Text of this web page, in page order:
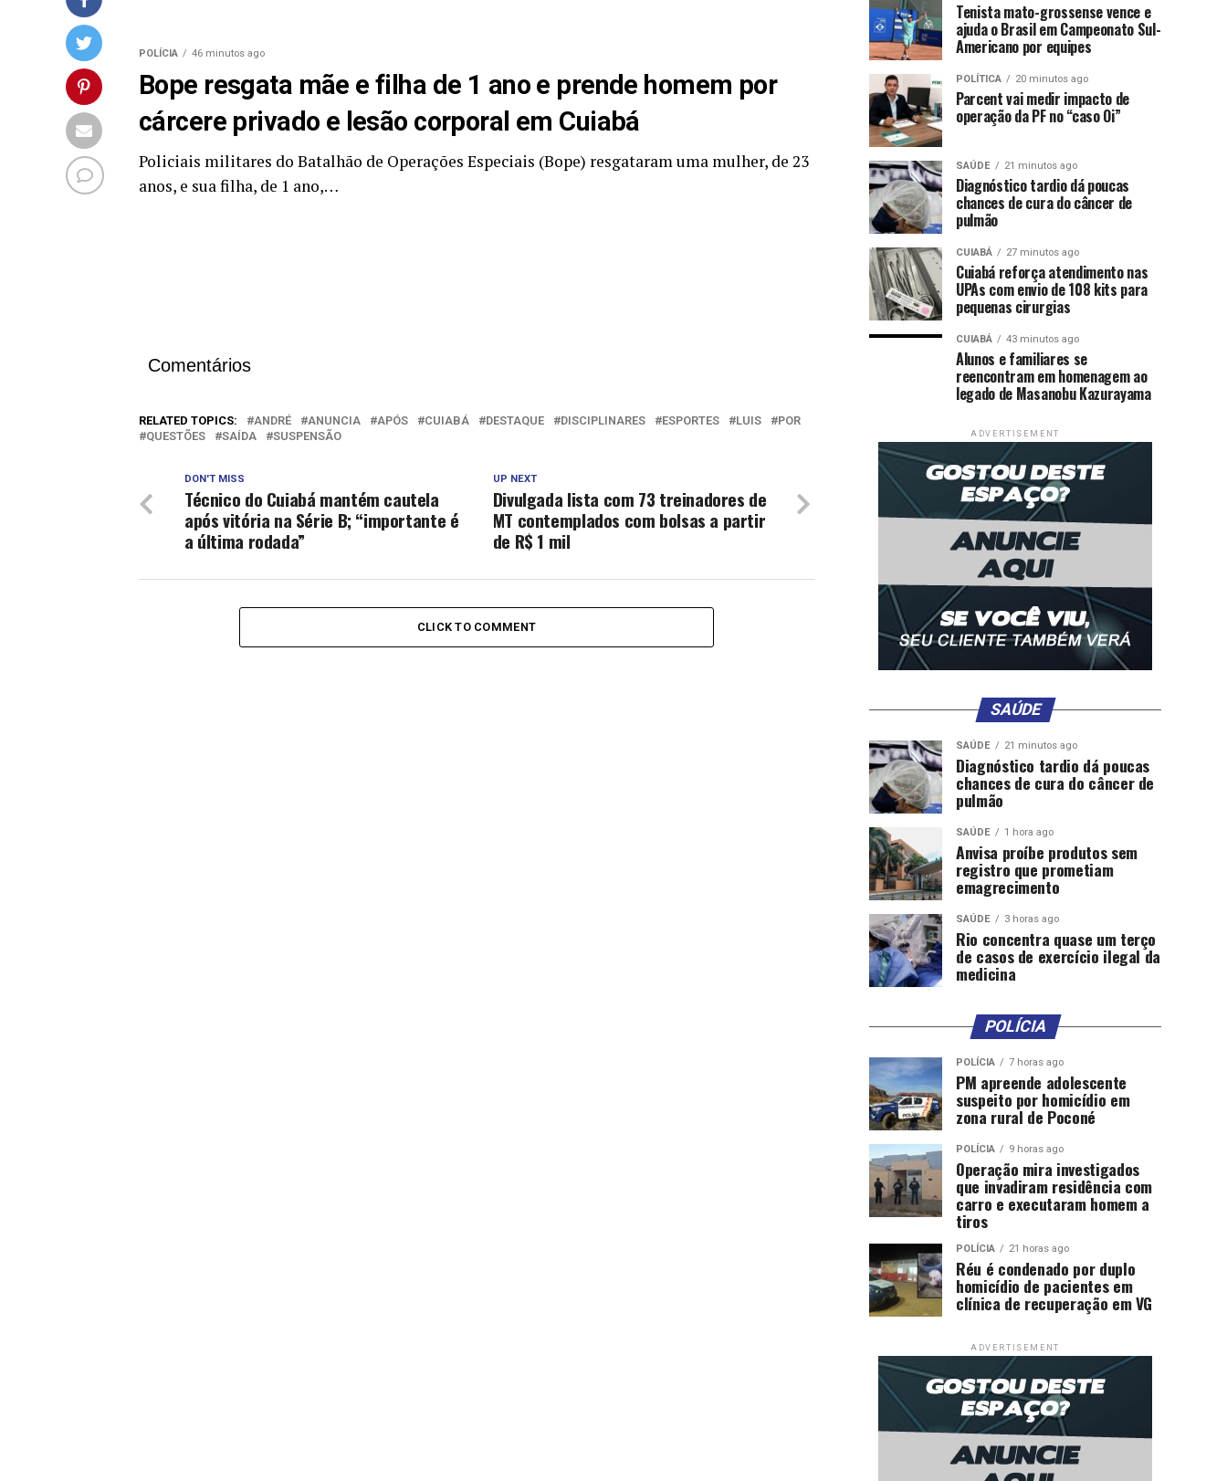
POLÍCIA 46 minutos ago
Bope resgata mãe e filha de 1 ano e prende homem por
cárcere privado e lesão corporal em Cuiabá
Policiais militares do Batalhão de Operações Especiais (Bope) resgataram uma mulher, de 23
anos, e sua filha, de 1 ano,…
Comentários
RELATED TOPICS: ANDRÉ ANUNCIA APÓS CUIABÁ DESTAQUE DISCIPLINARES ESPORTES LUIS
POR
QUESTÕES
SAÍDA SUSPENSÃO
UP NEXT
Divulgada lista com 73 treinadores de
MT contemplados com bolsas a partir
de R$ 1 mil
DON'T MISS
Técnico do Cuiabá mantém cautela
após vitória na Série B; “importante é
a última rodada”
CLICK TO COMMENT
Tenista mato-grossense vence e
ajuda o Brasil em Campeonato Sul-
Americano por equipes
POLÍTICA 20 minutos ago
Parcent vai medir impacto de
operação da PF no “caso Oi”
SAÚDE 21 minutos ago
Diagnóstico tardio dá poucas
chances de cura do câncer de
pulmão
CUIABÁ 27 minutos ago
Cuiabá reforça atendimento nas
UPAs com envio de 108 kits para
pequenas cirurgias
CUIABÁ 43 minutos ago
Alunos e familiares se
reencontram em homenagem ao
legado de Masanobu Kazurayama
ADVERTISEMENT
SAÚDE
SAÚDE 21 minutos ago
Diagnóstico tardio dá poucas
chances de cura do câncer de
pulmão
SAÚDE 1 hora ago
Anvisa proíbe produtos sem
registro que prometiam
emagrecimento
SAÚDE 3 horas ago
Rio concentra quase um terço
de casos de exercício ilegal da
medicina
POLÍCIA
POLÍCIA 7 horas ago
PM apreende adolescente
suspeito por homicídio em
zona rural de Poconé
POLÍCIA 9 horas ago
Operação mira investigados
que invadiram residência com
carro e executaram homem a
tiros
POLÍCIA 21 horas ago
Réu é condenado por duplo
homicídio de pacientes em
clínica de recuperação em VG
ADVERTISEMENT